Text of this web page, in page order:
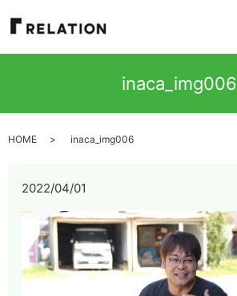
inaca_img006
HOME inaca_img006
2022/04/01